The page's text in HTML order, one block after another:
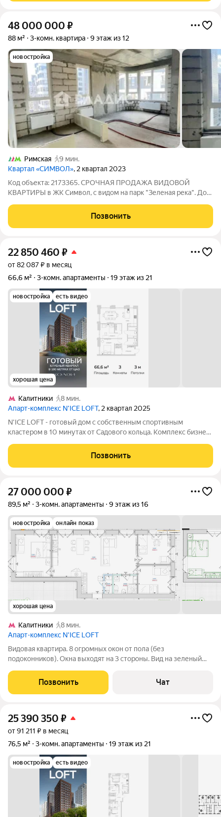
48 000 000 ₽
88 м² 3-комн. квартира 9 этаж из 12
новостройка
Римская
9 мин.
Квартал «СИМВОЛ», 2 квартал 2023
Код объекта: 2173365. СРОЧНАЯ ПРОДАЖА ВИДОВОЙ
КВАРТИРЫ в ЖК Символ, с видом на парк "Зеленая река". Дом
жилом комплексе бизнес - класса "Символ" квартал
Искренность 22 корпус, в доме есть 3-х
Позвонить
22 850 460 ₽
от 82 087 ₽ в месяц
66,6 м²
3-комн. апартаменты 19 этаж из 21
новостройка есть видео
хорошая цена
Калитники
8 мин.
Апарт-комплекс N’ICE LOFT, 2 квартал 2025
N'ICE LOFT - готовый дом с собственным спортивным
кластером в 10 минутах от Садового кольца. Комплекс бизнес-
компания КОЛДИ, представляет собой знаковое жилое
пространство, на территории которого
Позвонить
27 000 000 ₽
89,5 м² 3-комн. апартаменты 9 этаж из 16
новостройка онлайн показ
хорошая цена
Калитники
8 мин.
Апарт-комплекс N’ICE LOFT
Видовая квартира. 8 огромных окон от пола (без
подоконников). Окна выходят на 3 стороны. Вид на зеленый
апартаментов на этаже. Лифты OTIS. Так же продаем соседний
апартамент (28 кв.м.) с
Позвонить Чат
25 390 350 ₽
от 91 211 ₽ в месяц
76,5 м²
3-комн. апартаменты 19 этаж из 21
новостройка есть видео